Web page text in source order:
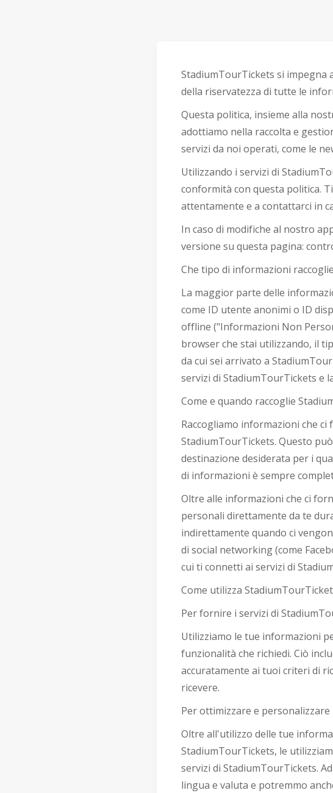
StadiumTourTickets si impegna
della riservatezza di tutte le
Questa politica, insieme alla
adottiamo nella raccolta e
servizi da noi operati, come le
Utilizzando i servizi di
conformità con questa politica.
attentamente e a contattarci in
In caso di modifiche al nostro
versione su questa pagina:
Che tipo di informazioni
La maggior parte delle
come ID utente anonimi o ID
offline ("Informazioni Non
browser che stai utilizzando, il
da cui sei arrivato a
servizi di StadiumTourTickets e
Come e quando raccoglie
Raccogliamo informazioni che
StadiumTourTickets. Questo
destinazione desiderata per i
di informazioni è sempre
Oltre alle informazioni che ci
personali direttamente da te
indirettamente quando ci
di social networking (come
cui ti connetti ai servizi di
Come utilizza
Per fornire i servizi di
Utilizziamo le tue informazioni
funzionalità che richiedi. Ciò
accuratamente ai tuoi criteri di
ricevere.
Per ottimizzare e
Oltre all'utilizzo delle tue
StadiumTourTickets, le
servizi di StadiumTourTickets.
lingua e valuta e potremmo